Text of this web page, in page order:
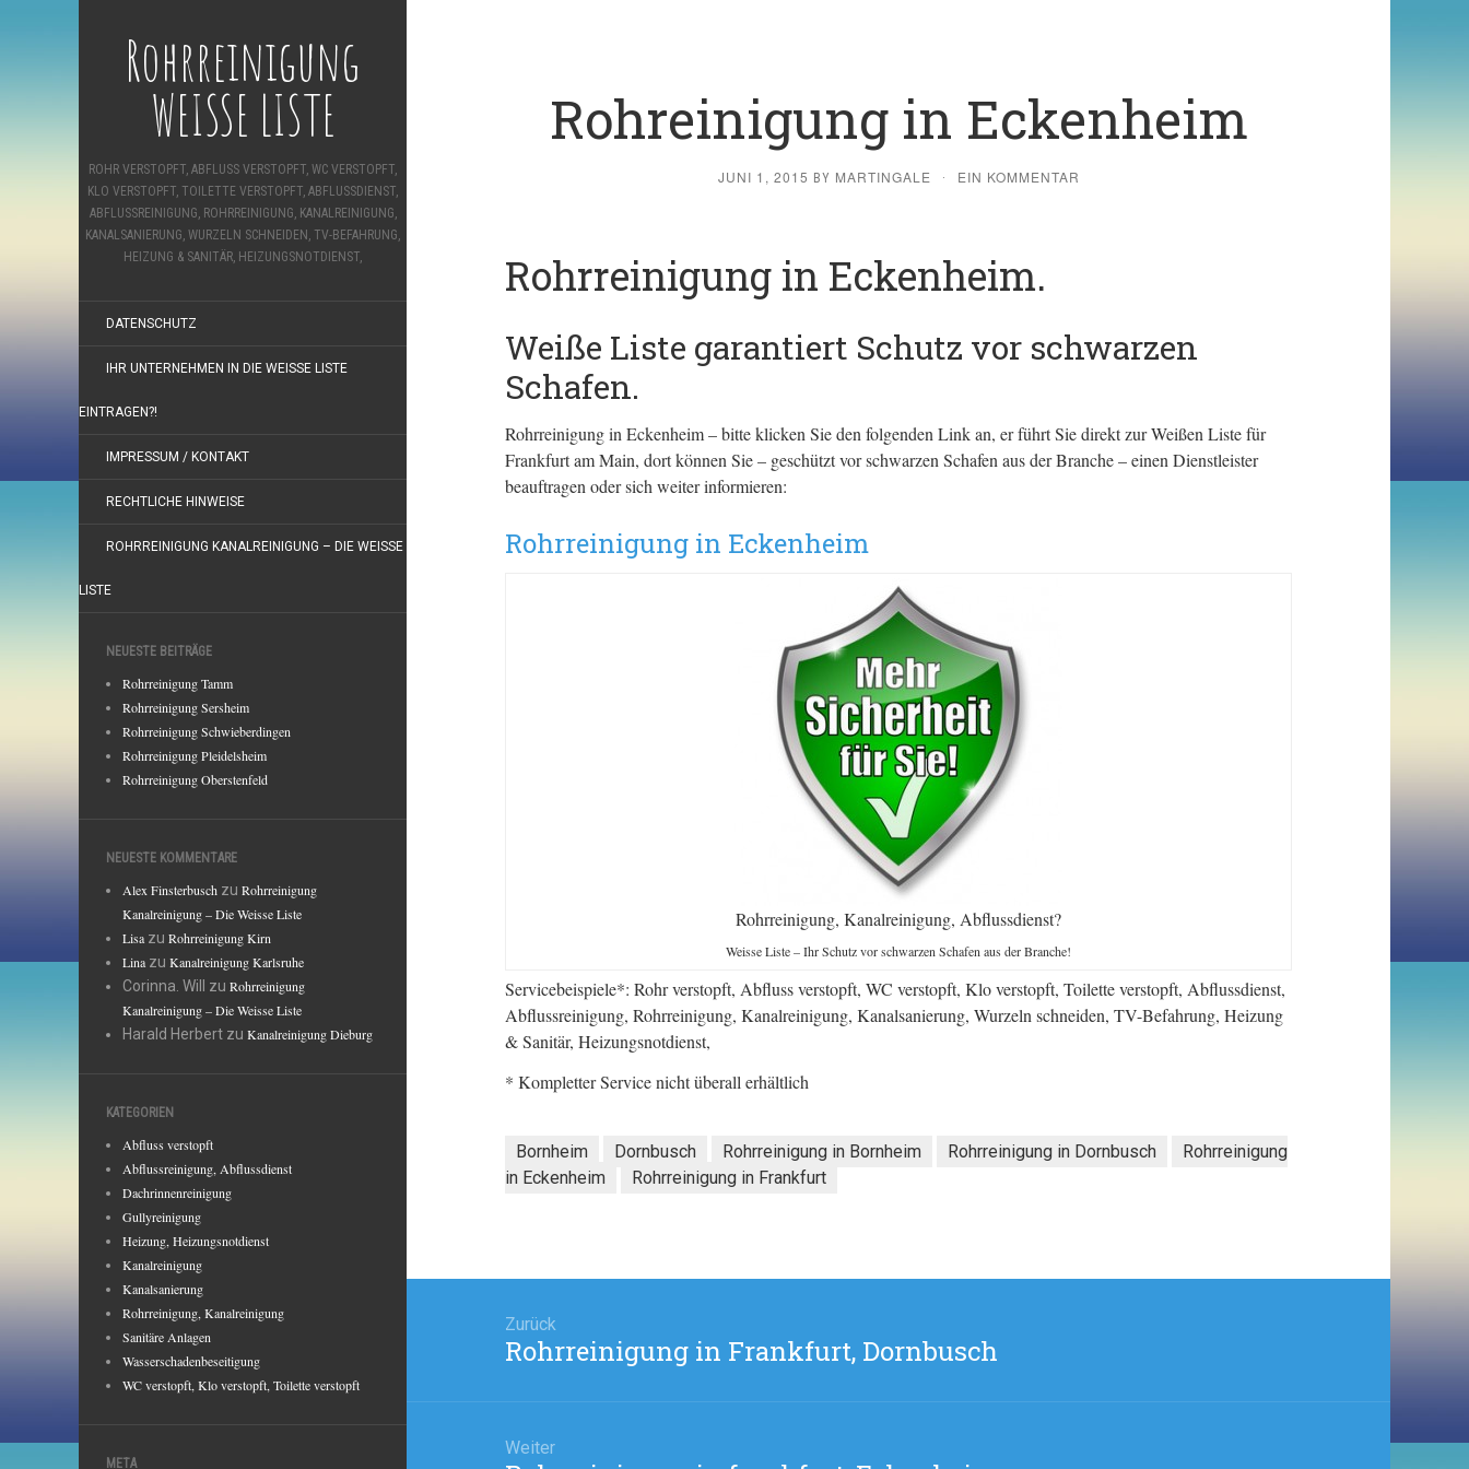
Rohrreinigung
WEISSE LISTE
ROHR VERSTOPFT, ABFLUSS VERSTOPFT, WC VERSTOPFT,
KLO VERSTOPFT, TOILETTE VERSTOPFT, ABFLUSSDIENST,
ABFLUSSREINIGUNG, ROHRREINIGUNG, KANALREINIGUNG,
KANALSANIERUNG, WURZELN SCHNEIDEN, TV-BEFAHRUNG,
HEIZUNG & SANITÄR, HEIZUNGSNOTDIENST,
DATENSCHUTZ
IHR UNTERNEHMEN IN DIE WEISSE LISTE E
INTRAGEN?!
IMPRESSUM / KONTAKT
RECHTLICHE HINWEISE
ROHRREINIGUNG KANALREINIGUNG – DIE WEISSE
LISTE
NEUESTE BEITRÄGE
Rohrreinigung Tamm
Rohrreinigung Sersheim
Rohrreinigung Schwieberdingen
Rohrreinigung Pleidelsheim
Rohrreinigung Oberstenfeld
NEUESTE KOMMENTARE
Alex Finsterbusch zu Rohrreinigung
Kanalreinigung – Die Weisse Liste
Lisa zu Rohrreinigung Kirn
Lina zu Kanalreinigung Karlsruhe
Corinna. Will
zu Rohrreinigung
Kanalreinigung – Die Weisse Liste
Harald Herbert zu Kanalreinigung Dieburg
KATEGORIEN
Abfluss verstopft
Abflussreinigung, Abflussdienst
Dachrinnenreinigung
Gullyreinigung
Heizung, Heizungsnotdienst
Kanalreinigung
Kanalsanierung
Rohrreinigung, Kanalreinigung
Sanitäre Anlagen
Wasserschadenbeseitigung
WC verstopft, Klo verstopft, Toilette verstopft
META
Rohreinigung in Eckenheim
JUNI 1, 2015 BY MARTINGALE · EIN KOMMENTAR
Rohrreinigung in Eckenheim.
Weiße Liste garantiert Schutz vor schwarzen
Schafen.
Rohrreinigung in Eckenheim – bitte klicken Sie den folgenden Link an, er führt Sie direkt zur Weißen Liste für
Frankfurt am Main, dort können Sie – geschützt vor schwarzen Schafen aus der Branche – einen Dienstleister
beauftragen oder sich weiter informieren:
Rohrreinigung in Eckenheim
Rohrreinigung, Kanalreinigung, Abflussdienst?
Weisse Liste – Ihr Schutz vor schwarzen Schafen aus der Branche!
Servicebeispiele*: Rohr verstopft, Abfluss verstopft, WC verstopft, Klo verstopft, Toilette verstopft, Abflussdienst,
Abflussreinigung, Rohrreinigung, Kanalreinigung, Kanalsanierung, Wurzeln schneiden, TV-Befahrung, Heizung
& Sanitär, Heizungsnotdienst,
* Kompletter Service nicht überall erhältlich
Bornheim Dornbusch Rohrreinigung in Bornheim Rohrreinigung in Dornbusch
Rohrreinigung
in Eckenheim
Rohrreinigung in Frankfurt
Zurück
Vorheriger
Rohrreinigung in Frankfurt, Dornbusch
Weiter